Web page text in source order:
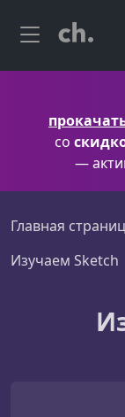
со
—
Главная
Изучаем Sketch